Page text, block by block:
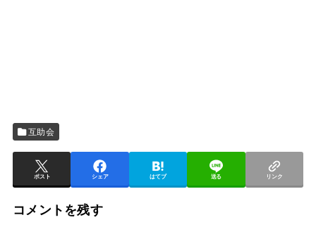
互助会
ポスト シェア はてブ 送る リンク
コメントを残す